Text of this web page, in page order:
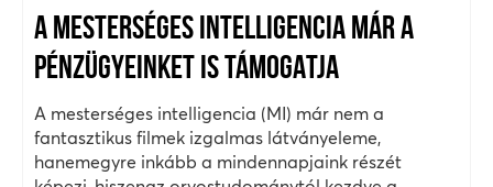
A MESTERSÉGES INTELLIGENCIA MÁR A
PÉNZÜGYEINKET IS TÁMOGATJA
A mesterséges intelligencia (MI) már nem a
fantasztikus filmek izgalmas látványeleme,
hanemegyre inkább a mindennapjaink részét